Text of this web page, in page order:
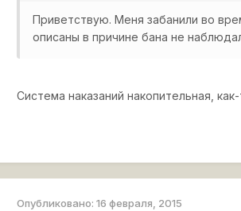
Приветствую. Меня забанили во
описаны в причине бана не
Система наказаний накопительная,
Опубликовано:16 февраля, 2015